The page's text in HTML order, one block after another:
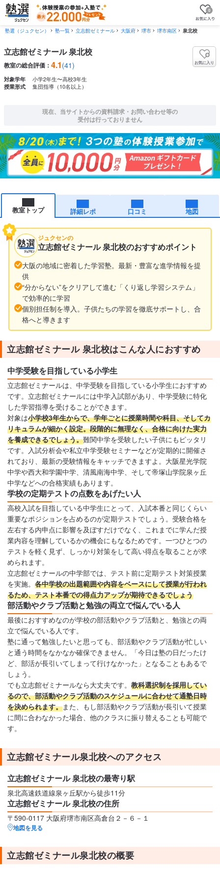
0
塾選（ジュクセン） 塾一覧 立志館ゼミナール 大阪府 堺市 堺市南区 泉北校
立志館ゼミナール 泉北校
教室の総合評価： 4.1 (41) お気に入り
対象学年 小学2年生〜高校3年生
授業形式 集団指導（10名以上）
現在、当サイトからの資料請求・お問い合わせ等の
受付は行っておりません
教室トップ 詳細レポ 口コミ 地図
ジュクセンの
立志館ゼミナール 泉北校のおすすめポイント
大阪の地域に密着した学習塾。最新・豊富な進学情報を提
供
“分からない”をクリアして進む「くり返し学習システム」
で効率的に学習
個別担任制を導入。子供たちの学習を徹底サポートし、合
格へと導きます
立志館ゼミナール 泉北校はこんな人におすすめ
中学受験を目指している小学生
立志館ゼミナールは、中学受験を目指している小学生におすすめ
です。立志館ゼミナールには中学入試部があり、中学受験に特化
した学習指導を受けることができます。
対象は小学校3年生からで、学年ごとに授業時間や科目、そしてカ
リキュラムが細かく設定。段階的に無理なく、合格に向けた実力
を養成できるでしょう。難関中学を受験したい子供にもピッタリ
です。入試分析会や私立中学受験セミナーなどが定期的に開催さ
れており、最新の受験情報をキャッチできますよ。大阪星光学院
中学や西大和学園中学、清風南海中学、そして帝塚山学院泉ヶ丘
中学などへの合格実績もあります。
学校の定期テストの点数をあげたい人
高校入試を目指している中学生にとって、入試本番と同じくらい
重要なポジションを占めるのが定期テストでしょう。受験合格を
左右する内申点に影響を及ぼすだけでなく、これまでに学んだ授
業内容を理解しているかの機会にもなるためです。一つひとつの
テストを軽く見ず、しっかり対策をして高い得点を取ることが求
められます。
立志館ゼミナールの中学部では、テスト前に定期テスト対策授業
を実施。 各中学校の出題範囲や内容をベースにして授業が行われ
るため、テスト本番での得点力アップが期待できるでしょう
部活動やクラブ活動と勉強の両立で悩んでいる人
最後におすすめなのが学校の部活動やクラブ活動と、勉強との両
立で悩んでいる人です。
塾に通って勉強したいと思っても、部活動やクラブ活動が忙しい
と通う時間をなかなか確保できません。「今日は塾の日だったけ
ど、部活が長引いてしまって行けなかった」となることもあるで
しょう。
でも立志館ゼミナールなら大丈夫です。 教科選択制を採用してい
るので、部活動やクラブ活動のスケジュールに合わせて通塾日時
を決められます。また、もし部活動やクラブ活動が長引いて授業
に間に合わなかった場合、他のクラスに振り替えることも可能で
す。
立志館ゼミナール泉北校へのアクセス
立志館ゼミナール 泉北校の最寄り駅
泉北高速鉄道線泉ヶ丘駅から徒歩11分
立志館ゼミナール 泉北校の住所
〒590-0117 大阪府堺市南区高倉台２－６－１
地図を見る
立志館ゼミナール泉北校の概要